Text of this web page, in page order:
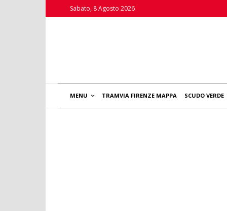
Sabato, 8 Agosto 2026
MENU TRAMVIA FIRENZE MAPPA SCUDO VERDE